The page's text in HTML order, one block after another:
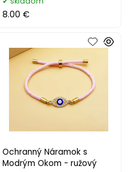
8.00 €
Ochranný Náramok s
Modrým Okom - ružový